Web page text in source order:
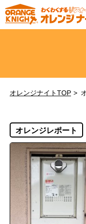
オレンジナイトTOP
オレンジレポート